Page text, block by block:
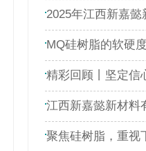
2025年江西新嘉懿新材料有限
MQ硅树脂的软硬度由什么决定
精彩回顾丨坚定信心 苦练内功 精耕细作 进取开拓\"新
江西新嘉懿新材料有限公司
聚焦硅树脂，重视下